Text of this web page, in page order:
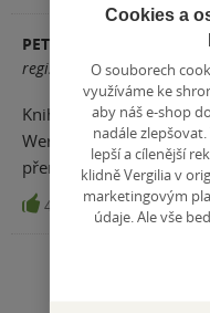
PETRA HEJDOVÁ
registrovaný uživatel
Knihu jsem přečetla
Werbera miluju. Dobře
přemýšlet. :-)
4
Zobrazit
Cookies a
O souborech
využíváme ke
aby náš e-shop
nadále
lepší a cílenější
klidně Vergilia v
marketingovým
údaje. Ale vše